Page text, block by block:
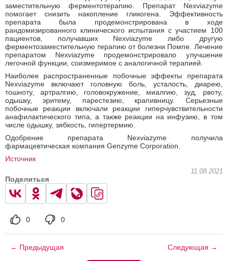
заместительную ферментотерапию. Препарат Nexviazyme
помогает снизить накопление гликогена. Эффективность
препарата была продемонстрирована в ходе
рандомизированного клинического испытания с участием 100
пациентов, получавших Nexviazyme либо другую
ферментозаместительную терапию от болезни Помпе. Лечение
препаратом Nexviazyme продемонстрировало улучшение
легочной функции, соизмеримое с аналогичной терапией.
Наиболее распространенные побочные эффекты препарата
Nexviazyme включают головную боль, усталость, диарею,
тошноту, артралгию, головокружение, миалгию, зуд, рвоту,
одышку, эритему, парестезию, крапивницу. Серьезные
побочные реакции включали реакции гиперчувствительности
анафилактического типа, а также реакции на инфузию, в том
числе одышку, зябкость, гипертермию.
Одобрение препарата Nexviazyme получила
фармацевтическая компания Genzyme Corporation.
Источник
11.08.2021
Поделиться
0 0
← Предыдущая Следующая →